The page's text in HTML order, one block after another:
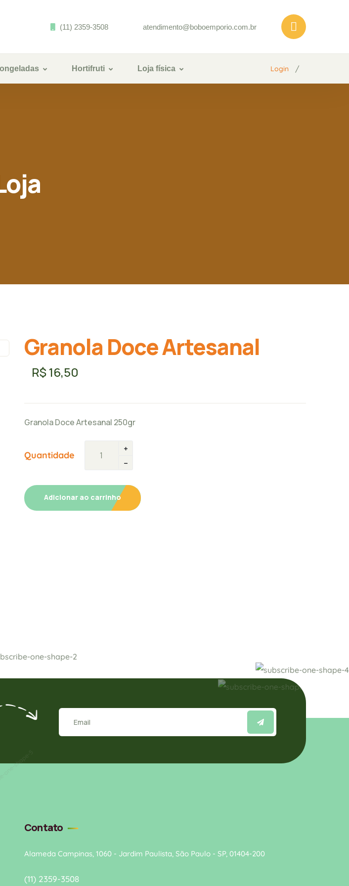
(11) 2359-3508 atendimento@boboemporio.com.br
Hortifruti Loja física Login /
Granola Doce Artesanal
R$16,50
Granola Doce Artesanal 250gr
Quantidade
Adicionar ao carrinho
Contato
Alameda Campinas, 1060 - Jardim Paulista, São Paulo - SP, 01404-200
(11) 2359-3508